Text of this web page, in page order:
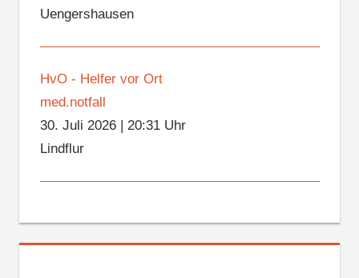
Uengershausen
HvO - Helfer vor Ort
med.notfall
30. Juli 2026| 20:31 Uhr
Lindflur